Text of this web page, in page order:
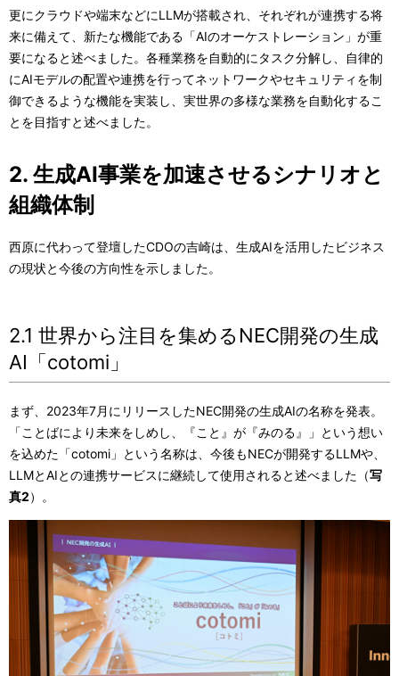
更にクラウドや端末などにLLMが搭載され、それぞれが連携する将
来に備えて、新たな機能である「AIのオーケストレーション」が重
要になると述べました。各種業務を自動的にタスク分解し、自律的
にAIモデルの配置や連携を行ってネットワークやセキュリティを制
御できるような機能を実装し、実世界の多様な業務を自動化するこ
とを目指すと述べました。
2. 生成AI事業を加速させるシナリオと
組織体制
西原に代わって登壇したCDOの吉崎は、生成AIを活用したビジネス
の現状と今後の方向性を示しました。
2.1 世界から注目を集めるNEC開発の生成
AI「cotomi」
まず、2023年7月にリリースしたNEC開発の生成AIの名称を発表。
「ことばにより未来をしめし、『こと』が『みのる』」という想い
を込めた「cotomi」という名称は、今後もNECが開発するLLMや、
LLMとAIとの連携サービスに継続して使用されると述べました（写
真2）。